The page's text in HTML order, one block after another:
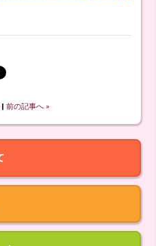
前の記事へ »